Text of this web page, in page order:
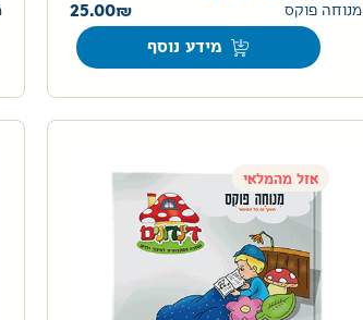
מנוחה פוקס 25.00
מידע נוסף
אזל מהמלאי